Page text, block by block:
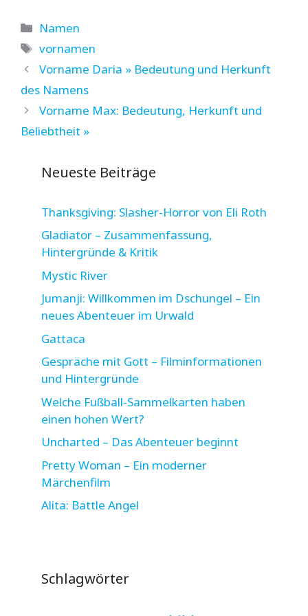
Kategorien
Namen
Schlagwörter
vornamen
Vorname Daria » Bedeutung und Herkunft
des Namens
Vorname Max: Bedeutung, Herkunft und
Beliebtheit »
Neueste Beiträge
Thanksgiving: Slasher-Horror von Eli Roth
Gladiator – Zusammenfassung,
Hintergründe & Kritik
Mystic River
Jumanji: Willkommen im Dschungel – Ein
neues Abenteuer im Urwald
Gattaca
Gespräche mit Gott – Filminformationen
und Hintergründe
Welche Fußball-Sammelkarten haben
einen hohen Wert?
Uncharted – Das Abenteuer beginnt
Pretty Woman – Ein moderner
Märchenfilm
Alita: Battle Angel
Schlagwörter